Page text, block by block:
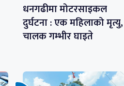
धनगढीमा मोटरसाइकल
दुर्घटना : एक महिलाको मृत्यु,
चालक गम्भीर घाइते